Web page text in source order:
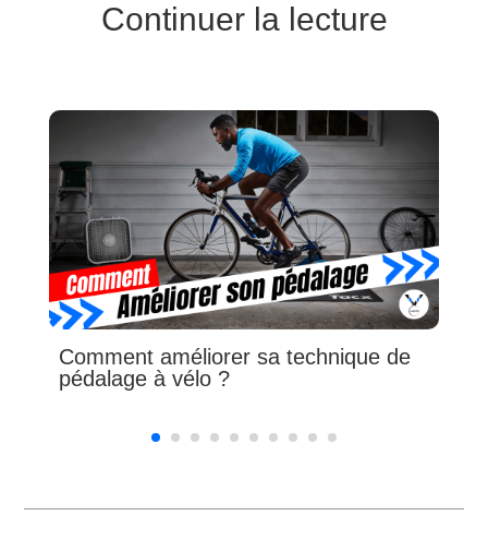
Continuer la lecture
Comment améliorer sa technique de
pédalage à vélo ?